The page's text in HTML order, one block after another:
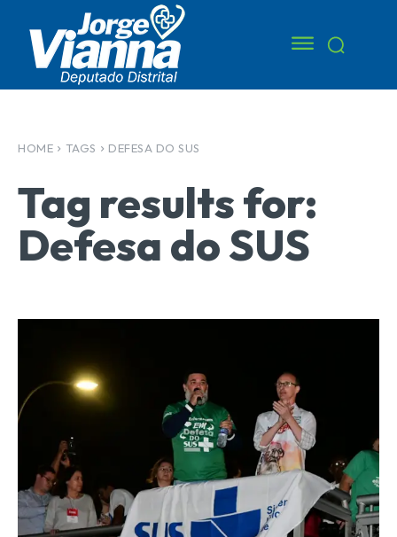
HOME TAGS DEFESA DO SUS
Tag results for:
Defesa do SUS